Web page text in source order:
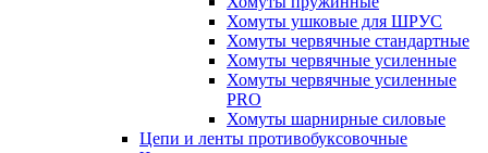
Хомуты ушковые для ШРУС
Хомуты червячные стандартные
Хомуты червячные усиленные
Хомуты червячные усиленные
PRO
Хомуты шарнирные силовые
Цепи и ленты противобуксовочные